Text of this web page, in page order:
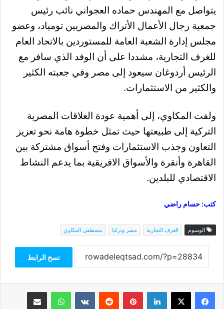
يتواصل مع المهندس حماده العجواني نائب رئيس
جمعية رجال الأعمال الأتراك والمصريين تومياد، وعضو
مجلس إدارة الشعبة العامة للمستوردين بالاتحاد العام
للغرف التجارية، مشددا على أن الوفد الذي سافر مع
الرئيس أردوغان سيعود إلى مصر وفي جعبته الكثير
والكثير من الاستثمارات.
ولفت المكاوي، إلى أهمية عودة العلاقات المصرية
التركية إلى طبيعتها حيث تمثل خطوة هامة نحو تعزيز
التعاون وجذب الاستثمارات وفتح أسواق مشتركة بين
القاهرة وأنقرة والأسواق الافريقية بما يدعم النشاط
الاقتصادي للبلدين.
كتب: حسام راضي
الوسوم الغرف التجارية مصر وتركيا مصطفى المكاوي
نسخ الرابط
فيسبوك‫X لينكدإن بينتيريست واتساب مشاركة عبر البريد